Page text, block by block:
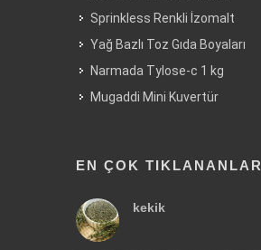
Sprinkless Renkli İzomalt
Yağ Bazlı Toz Gıda Boyaları
Narmada Tylose-c 1 kg
Mugaddi Mini Kuvertür
EN ÇOK TIKLANANLAR
kekik